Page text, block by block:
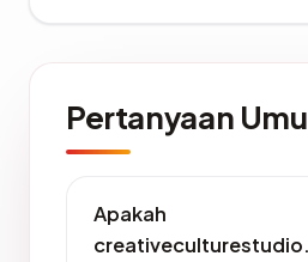
Pertanyaan
Apakah